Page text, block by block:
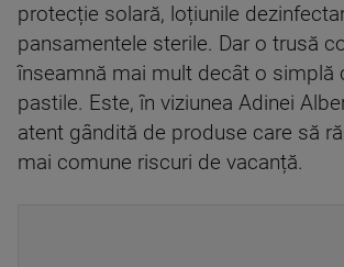
protecție solară, loțiunile
pansamentele sterile. Dar o trusă
înseamnă mai mult decât o simplă
pastile. Este, în viziunea Adinei
atent gândită de produse care să
mai comune riscuri de vacanță.